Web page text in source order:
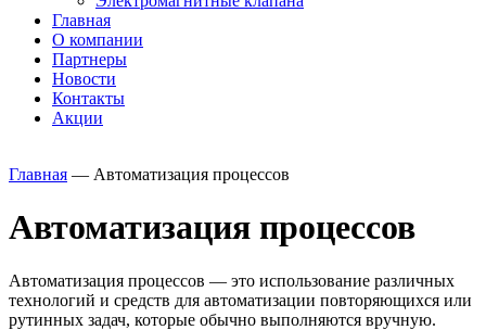
Главная
О компании
Партнеры
Новости
Контакты
Акции
Главная — Автоматизация процессов
Автоматизация процессов
Автоматизация процессов — это использование различных
технологий и средств для автоматизации повторяющихся или
рутинных задач, которые обычно выполняются вручную.